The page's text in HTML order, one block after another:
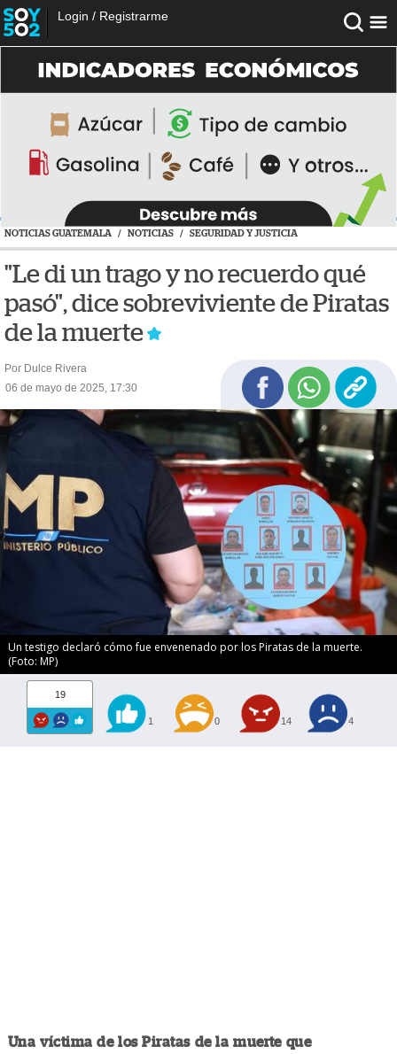
Login / Registrarme
NOTICIAS GUATEMALA / NOTICIAS / SEGURIDAD Y JUSTICIA
"Le di un trago y no recuerdo qué
pasó", dice sobreviviente de Piratas
de la muerte
Por Dulce Rivera
06 de mayo de 2025, 17:30
Un testigo declaró cómo fue envenenado por los Piratas de la muerte.
(Foto: MP)
19
1 0 14 4
Una víctima de los Piratas de la muerte que